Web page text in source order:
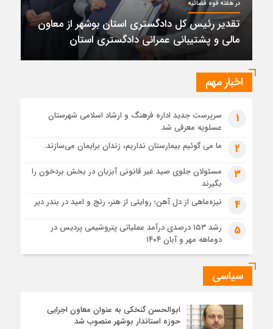
پتروشیمی نوری بر سکوی طلای BRICS 2026 ایستاد
1 ماه قبل
تقدیر رئیس کل دادگستری استان بوشهر از معاون مالی و
پشتیبانی عمرانی دادگستری استان
1 ماه قبل
دادستان بوشهر: تسری منطقه آزاد به بافت شهری مرکز استان
1 ماه قبل
زابل و بندر دیر در فهرست داغ‌ترین نقاط جهان؛ جنوب و شرق ایران
زیر آتش تابستان
در هفته قوه قضائیه
تقدیر رئیس کل دادگستری استان بوشهر از معاون
مالی و پشتیبانی عمرانی دادگستری استان
اخبار مهم
1
سرپرست جدید اداره فرهنگ و ارشاد اسلامی شهرستان
عسلویه معرفی شد
2 ما می گوئیم بیمارستان نداریم، زندان برایمان می‌سازند.
3
مسئولان جلوی صید غیر قانونی آبزیان در بخش بردخون را
بگیرند
4 نیزه‌ماهی از دل آهن؛ روایتی از هنر، رنج و امید در بندر دیر
5
رشد ۱۵۳ درصدی درآمد عملیاتی پتروشیمی پردیس در
دوماهه مهر و آبان ۱۴۰۴
سیاسی
ابوالحسن گنخکی به عنوان معاون اجرایی
حوزه استاندار بوشهر منصوب شد